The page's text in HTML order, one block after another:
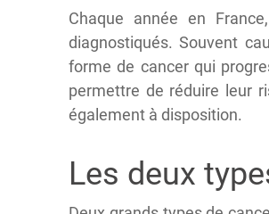
Chaque année en
diagnostiqués. Souvent
forme de cancer qui
permettre de réduire leur
également à disposition.
Les deux